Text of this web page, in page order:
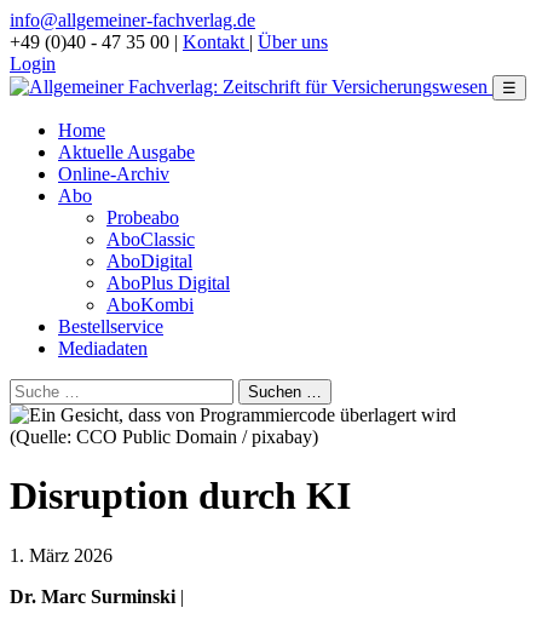
info@allgemeiner-fachverlag.de
+49 (0)40 - 47 35 00 | Kontakt | Über uns
Login
☰
Home
Aktuelle Ausgabe
Online-Archiv
Abo
Probeabo
AboClassic
AboDigital
AboPlus Digital
AboKombi
Bestellservice
Mediadaten
(Quelle: CCO Public Domain / pixabay)
Disruption durch KI
1. März 2026
Dr. Marc Surminski |